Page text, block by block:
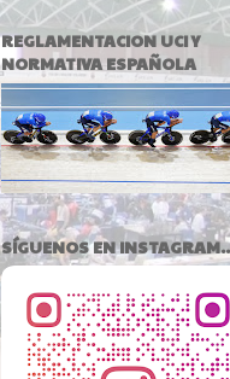
REGLAMENTACION UCI Y
NORMATIVA ESPAÑOLA
SÍGUENOS EN